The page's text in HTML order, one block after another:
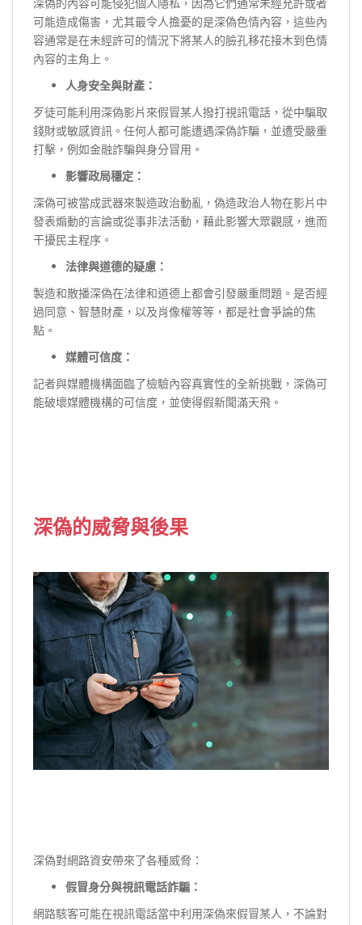
可能造成傷害，尤其最令人擔憂的是深偽色情內容，這些內
容通常是在未經許可的情況下將某人的臉孔移花接木到色情
內容的主角上。
人身安全與財產：
歹徒可能利用深偽影片來假冒某人撥打視訊電話，從中騙取
錢財或敏感資訊。任何人都可能遭遇深偽詐騙，並遭受嚴重
打擊，例如金融詐騙與身分冒用。
影響政局穩定：
深偽可被當成武器來製造政治動亂，偽造政治人物在影片中
發表煽動的言論或從事非法活動，藉此影響大眾觀感，進而
干擾民主程序。
法律與道德的疑慮：
製造和散播深偽在法律和道德上都會引發嚴重問題。是否經
過同意、智慧財產，以及肖像權等等，都是社會爭論的焦
點。
媒體可信度：
記者與媒體機構面臨了檢驗內容真實性的全新挑戰，深偽可
能破壞媒體機構的可信度，並使得假新聞滿天飛。
深偽的威脅與後果
深偽對網路資安帶來了各種威脅：
假冒身分與視訊電話詐騙：
網路駭客可能在視訊電話當中利用深偽來假冒某人，不論對